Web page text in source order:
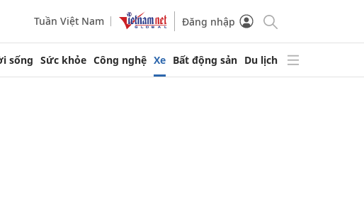
Tuần Việt Nam Đăng nhập
sống Sức khỏe Công nghệ Xe Bất động sản Du lịch